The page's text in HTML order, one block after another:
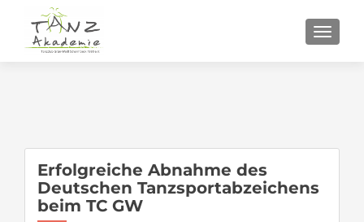
Erfolgreiche Abnahme des
Deutschen Tanzsportabzeichens
beim TC GW